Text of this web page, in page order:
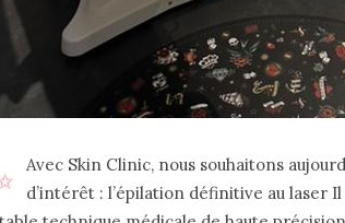
Avec Skin Clinic, nous souhaitons
d’intérêt : l’épilation définitive au laser Il